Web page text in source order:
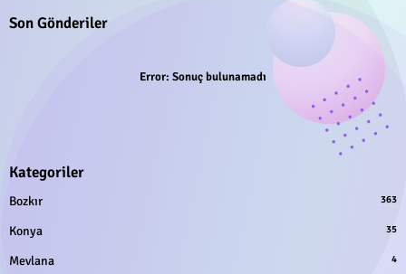
Son Gönderiler
Error: Sonuç bulunamadı
Kategoriler
Bozkır 363
Konya 35
Mevlana 4